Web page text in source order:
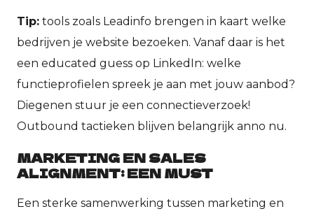
Tip: tools zoals Leadinfo brengen in kaart welke
bedrijven je website bezoeken. Vanaf daar is het
een educated guess op LinkedIn: welke
functieprofielen spreek je aan met jouw aanbod?
Diegenen stuur je een connectieverzoek!
Outbound tactieken blijven belangrijk anno nu.
MARKETING EN SALES
ALIGNMENT: EEN MUST
Een sterke samenwerking tussen marketing en